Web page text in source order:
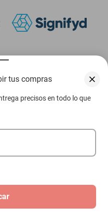
tus compras
precisos en todo lo que
Grupo Elektra